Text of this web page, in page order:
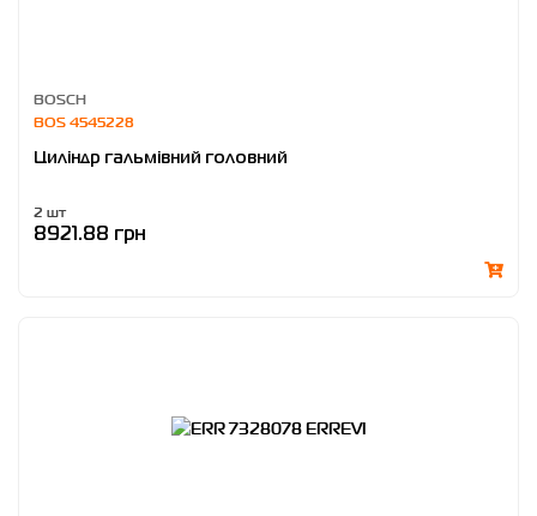
BOSCH
BOS 4545228
Циліндр гальмівний головний
2 шт
8921.88 грн